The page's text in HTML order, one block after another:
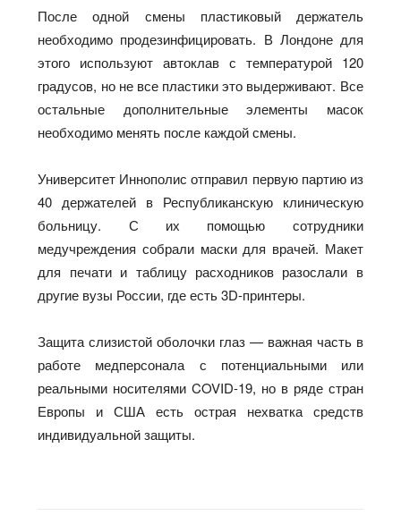
После одной смены пластиковый держатель
необходимо продезинфицировать. В Лондоне для
этого используют автоклав с температурой 120
градусов, но не все пластики это выдерживают. Все
остальные дополнительные элементы масок
необходимо менять после каждой смены.
Университет Иннополис отправил первую партию из
40 держателей в Республиканскую клиническую
больницу. С их помощью сотрудники
медучреждения собрали маски для врачей. Макет
для печати и таблицу расходников разослали в
другие вузы России, где есть 3D-принтеры.
Защита слизистой оболочки глаз — важная часть в
работе медперсонала с потенциальными или
реальными носителями COVID-19, но в ряде стран
Европы и США есть острая нехватка средств
индивидуальной защиты.